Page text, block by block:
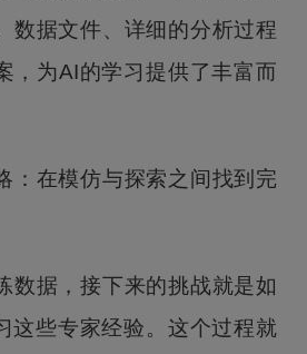
数据文件、详细的分析过程
，为AI的学习提供了丰富而
：在模仿与探索之间找到完
数据，接下来的挑战就是如
这些专家经验。这个过程就